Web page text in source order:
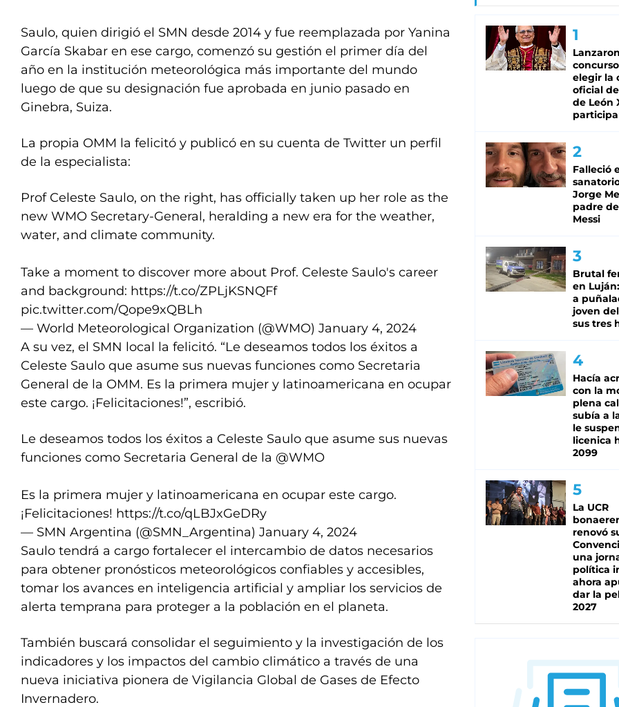
Saulo, quien dirigió el SMN desde 2014 y fue reemplazada por Yanina
García Skabar en ese cargo, comenzó su gestión el primer día del
año en la institución meteorológica más importante del mundo
luego de que su designación fue aprobada en junio pasado en
Ginebra, Suiza.
La propia OMM la felicitó y publicó en su cuenta de Twitter un perfil
de la especialista:
Prof Celeste Saulo, on the right, has officially taken up her role as the
new WMO Secretary-General, heralding a new era for the weather,
water, and climate community.
Take a moment to discover more about Prof. Celeste Saulo's career
and background: https://t.co/ZPLjKSNQFf
pic.twitter.com/Qope9xQBLh
— World Meteorological Organization (@WMO) January 4, 2024
A su vez, el SMN local la felicitó. “Le deseamos todos los éxitos a
Celeste Saulo que asume sus nuevas funciones como Secretaria
General de la OMM. Es la primera mujer y latinoamericana en ocupar
este cargo. ¡Felicitaciones!”, escribió.
Le deseamos todos los éxitos a Celeste Saulo que asume sus nuevas
funciones como Secretaria General de la @WMO
Es la primera mujer y latinoamericana en ocupar este cargo.
¡Felicitaciones! https://t.co/qLBJxGeDRy
— SMN Argentina (@SMN_Argentina) January 4, 2024
Saulo tendrá a cargo fortalecer el intercambio de datos necesarios
para obtener pronósticos meteorológicos confiables y accesibles,
tomar los avances en inteligencia artificial y ampliar los servicios de
alerta temprana para proteger a la población en el planeta.
También buscará consolidar el seguimiento y la investigación de los
indicadores y los impactos del cambio climático a través de una
nueva iniciativa pionera de Vigilancia Global de Gases de Efecto
Invernadero.
elegir la
oficial
de León
Falleció
Jorge
padre
Messi
Brutal
en
a
joven
sus tres
Hacía
con la
plena
subía a
le
licenica
2099
La UCR
renovó
una
política
ahora
dar la
2027